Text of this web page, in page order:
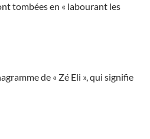
tombées en « labourant les
de « Zé Eli », qui signifie